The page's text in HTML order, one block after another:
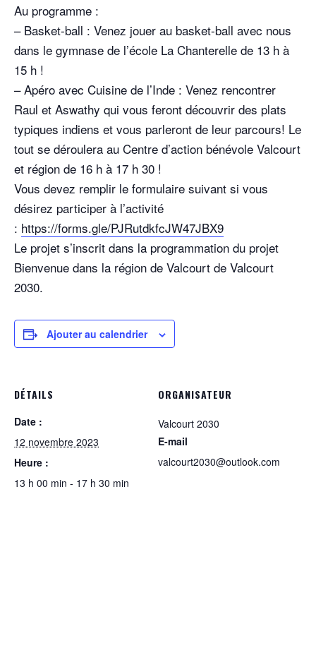
Au programme :
– Basket-ball : Venez jouer au basket-ball avec nous
dans le gymnase de l’école La Chanterelle de 13 h à
15 h !
– Apéro avec Cuisine de l’Inde : Venez rencontrer
Raul et Aswathy qui vous feront découvrir des plats
typiques indiens et vous parleront de leur parcours! Le
tout se déroulera au Centre d’action bénévole Valcourt
et région de 16 h à 17 h 30 !
Vous devez remplir le formulaire suivant si vous
désirez participer à l’activité
: https://forms.gle/PJRutdkfcJW47JBX9
Le projet s’inscrit dans la programmation du projet
Bienvenue dans la région de Valcourt de Valcourt
2030.
Ajouter au calendrier
DÉTAILS
Date :
12 novembre 2023
Heure :
13 h 00 min - 17 h 30 min
ORGANISATEUR
Valcourt 2030
E-mail
valcourt2030@outlook.com